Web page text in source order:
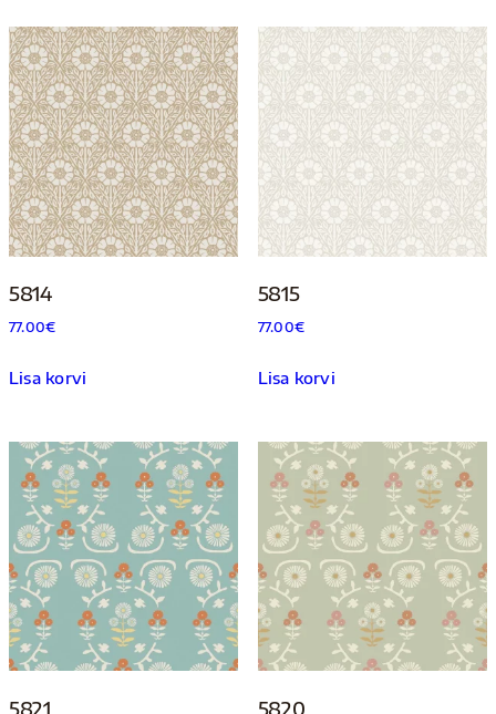
5814
77.00€
Lisa korvi
5815
77.00€
Lisa korvi
5821 5820